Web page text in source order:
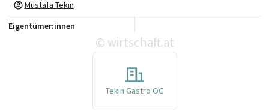
Mustafa Tekin
Eigentümer:innen
© wirtschaft.at
Tekin Gastro OG